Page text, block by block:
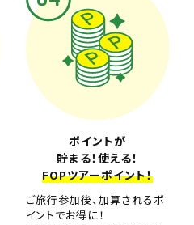
ポイントが
貯まる！使える！
FOPツアーポイント！
ご旅行参加後、加算されるポ
イントでお得に！